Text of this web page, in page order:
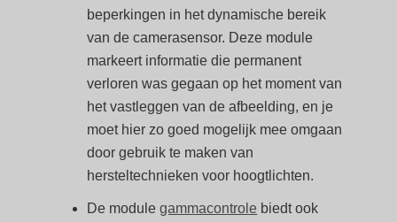
beperkingen in het dynamische bereik
van de camerasensor. Deze module
markeert informatie die permanent
verloren was gegaan op het moment van
het vastleggen van de afbeelding, en je
moet hier zo goed mogelijk mee omgaan
door gebruik te maken van
hersteltechnieken voor hoogtlichten.
De modulegammacontrole biedt ook